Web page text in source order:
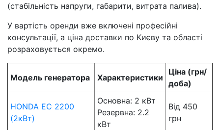
(стабільність напруги, габарити, витрата палива).
У вартість оренди вже включені професійні
консультації, а ціна доставки по Києву та області
розраховується окремо.
Модель генератора Характеристики
Ціна (грн/
доба)
HONDA EC 2200
(2кВт)
Основна: 2 кВт
Резервна: 2.2
кВт
Від 450
грн